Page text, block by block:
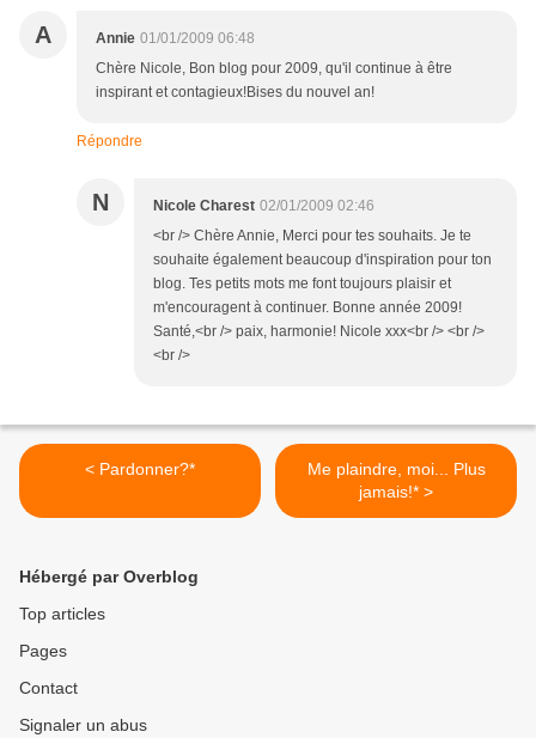
A Annie 01/01/2009 06:48
Chère Nicole, Bon blog pour 2009, qu'il continue à être
inspirant et contagieux!Bises du nouvel an!
Répondre
N Nicole Charest 02/01/2009 02:46
<br /> Chère Annie, Merci pour tes souhaits. Je te
souhaite également beaucoup d'inspiration pour ton
blog. Tes petits mots me font toujours plaisir et
m'encouragent à continuer. Bonne année 2009!
Santé,<br /> paix, harmonie! Nicole xxx<br /> <br />
<br />
< Pardonner?*
Me plaindre, moi... Plus
jamais!* >
Hébergé par Overblog
Top articles
Pages
Contact
Signaler un abus